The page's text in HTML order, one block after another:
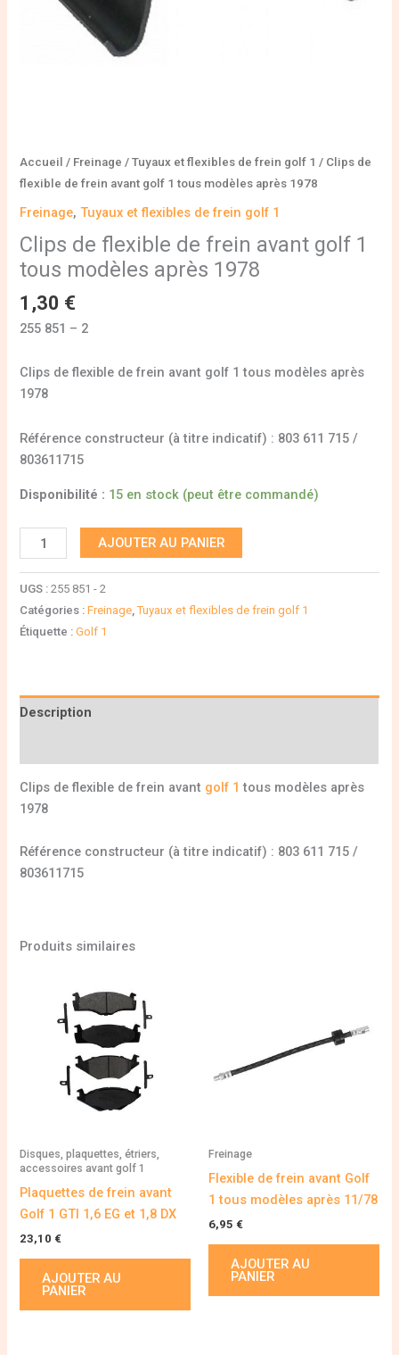
Accueil / Freinage /Tuyaux et flexibles de frein golf 1 / Clips de
flexible de frein avant golf 1 tous modèles après 1978
Freinage,Tuyaux et flexibles de frein golf 1
Clips de flexible de frein avant golf 1
tous modèles après 1978
1,30 €
255 851 – 2
Clips de flexible de frein avant golf 1 tous modèles après
1978
Référence constructeur (à titre indicatif) : 803 611 715 /
803611715
Disponibilité : 15 en stock (peut être commandé)
modèles
AJOUTER AU PANIER
UGS :255 851 - 2
Catégories :Freinage,Tuyaux et flexibles de frein golf 1
Étiquette :Golf 1
Description
Clips de flexible de frein avant golf 1 tous modèles après
1978
Référence constructeur (à titre indicatif) : 803 611 715 /
803611715
Produits similaires
Disques, plaquettes, étriers,
accessoires avant golf 1
Plaquettes de frein avant
Golf 1 GTI 1,6 EG et 1,8 DX
23,10 €
AJOUTER AU
PANIER
Freinage
Flexible de frein avant Golf
1 tous modèles après 11/78
6,95 €
AJOUTER AU
PANIER